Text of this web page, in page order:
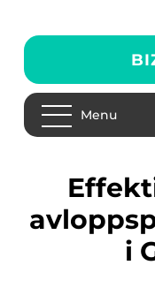
Menu
Effektiv lösning på
i